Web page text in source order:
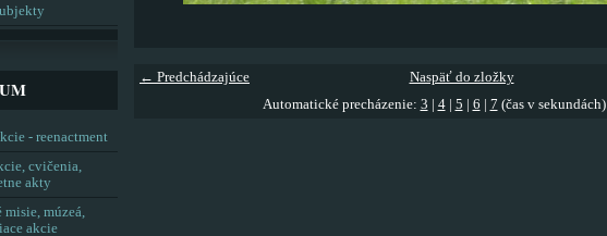
← Predchádzajúce
Naspäť do zložky
Automatické precházenie: 3 4| 5 6 7 (čas v sekundách)
- reenactment
cvičenia,
akty
misie, múzeá,
akcie